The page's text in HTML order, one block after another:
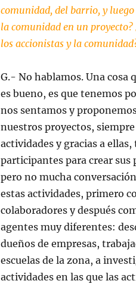
comunidad, del barrio, y
la comunidad en un proyecto?
los accionistas y la
G.- No hablamos. Una cosa
es bueno, es que tenemos
nos sentamos y
nuestros proyectos,
actividades y gracias a
participantes para crear sus
pero no mucha
estas actividades, primero
colaboradores y después
agentes muy diferentes:
dueños de empresas,
escuelas de la zona, a
actividades en las que las